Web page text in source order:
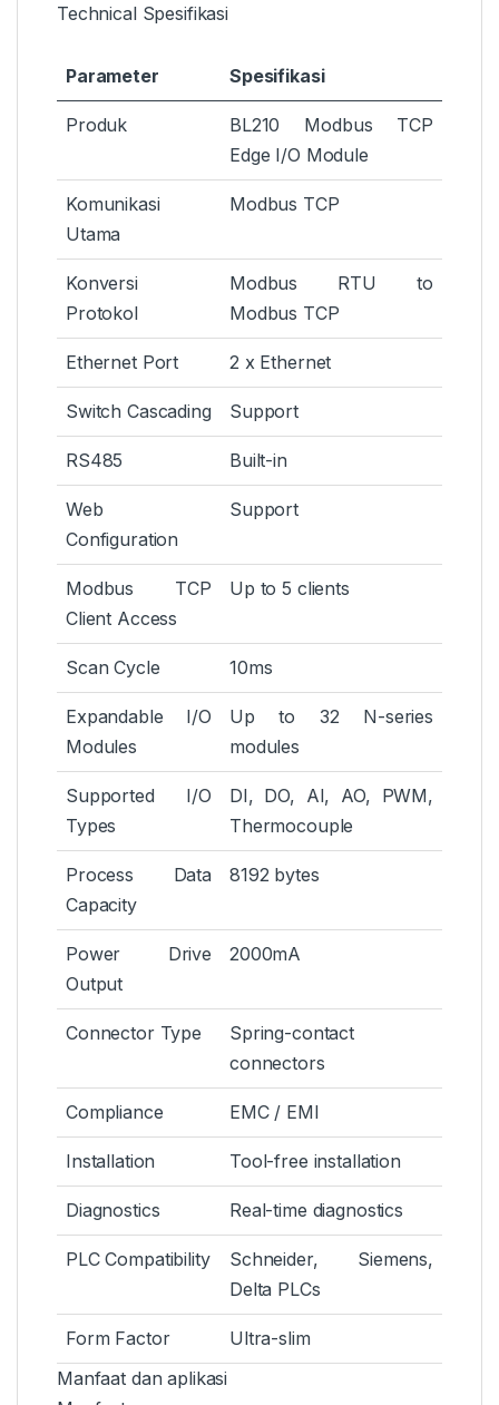
Technical Spesifikasi
Parameter Spesifikasi
Produk
BL210 Modbus TCP
Edge I/O Module
Komunikasi
Utama
Modbus TCP
Konversi
Protokol
Modbus RTU to
Modbus TCP
Ethernet Port 2 x Ethernet
Switch Cascading Support
RS485 Built-in
Web
Configuration
Support
Modbus TCP
Client Access
Up to 5 clients
Scan Cycle 10ms
Expandable I/O
Modules
Up to 32 N-series
modules
Supported I/O
Types
DI, DO, AI, AO, PWM,
Thermocouple
Process Data
Capacity
8192 bytes
Power Drive
Output
2000mA
Connector Type
Spring-contact
connectors
Compliance EMC / EMI
Installation Tool-free installation
Diagnostics Real-time diagnostics
PLC Compatibility
Schneider, Siemens,
Delta PLCs
Form Factor
Ultra-slim
Manfaat dan aplikasi